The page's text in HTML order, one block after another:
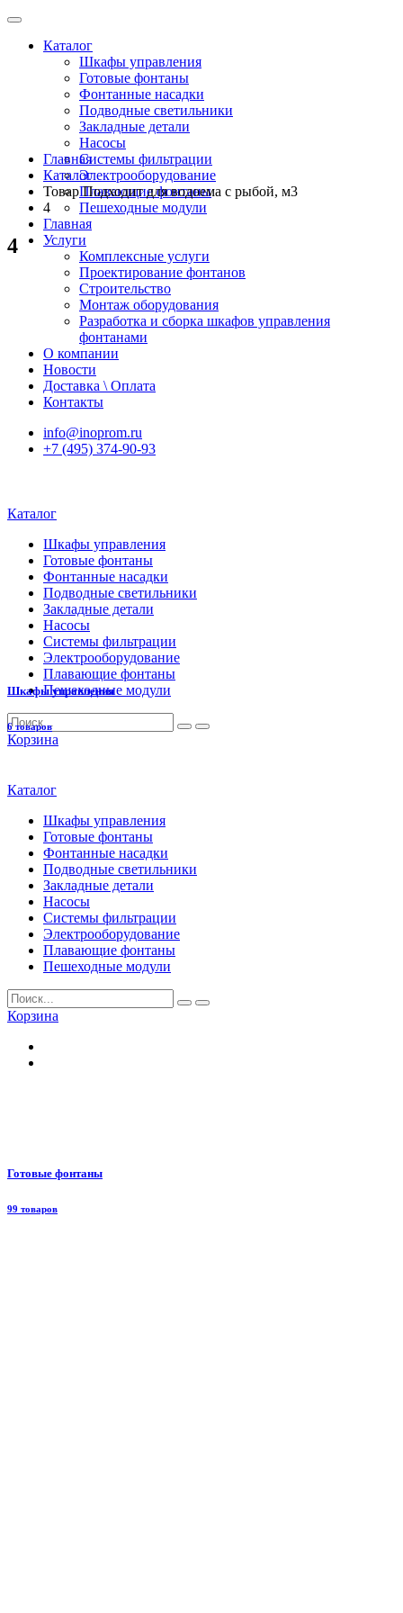
Каталог
Шкафы управления
Готовые фонтаны
Фонтанные насадки
Подводные светильники
Закладные детали
Насосы
Системы фильтрации
Электрооборудование
Плавающие фонтаны
Пешеходные модули
Главная
Услуги
Комплексные услуги
Проектирование фонтанов
Строительство
Монтаж оборудования
Разработка и сборка шкафов управления
фонтанами
О компании
Новости
Доставка \ Оплата
Контакты
info@inoprom.ru
+7 (495) 374-90-93
Каталог
Шкафы управления
Готовые фонтаны
Фонтанные насадки
Подводные светильники
Закладные детали
Насосы
Системы фильтрации
Электрооборудование
Плавающие фонтаны
Пешеходные модули
Корзина
Каталог
Шкафы управления
Готовые фонтаны
Фонтанные насадки
Подводные светильники
Закладные детали
Насосы
Системы фильтрации
Электрооборудование
Плавающие фонтаны
Пешеходные модули
Корзина
Главная
Каталог
Товар Подходит для водоема с рыбой, м3
4
4
Шкафы управления
6 товаров
Готовые фонтаны
99 товаров